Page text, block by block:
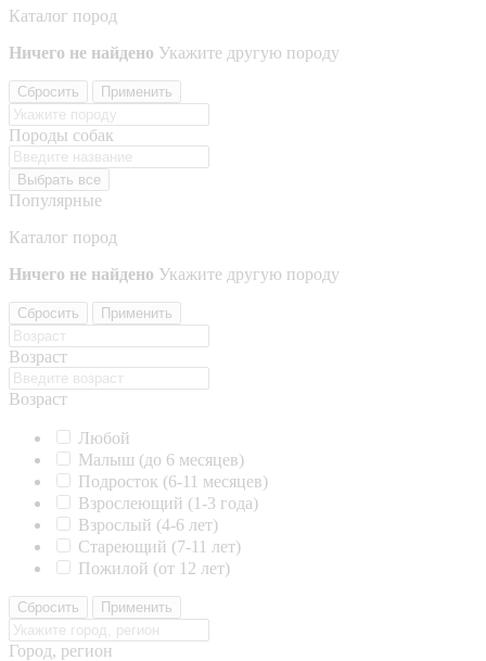
Каталог пород
Ничего не найдено Укажите другую породу
Сбросить Применить
Породы собак
Выбрать все
Популярные
Каталог пород
Ничего не найдено Укажите другую породу
Сбросить Применить
Возраст
Возраст
Любой
Малыш (до 6 месяцев)
Подросток (6-11 месяцев)
Взрослеющий (1-3 года)
Взрослый (4-6 лет)
Стареющий (7-11 лет)
Пожилой (от 12 лет)
Сбросить Применить
Город, регион